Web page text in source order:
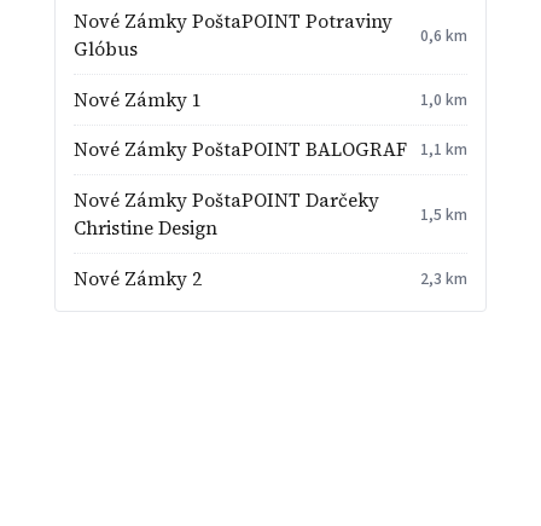
Nové Zámky PoštaPOINT Potraviny
Glóbus
0,6 km
Nové Zámky 1 1,0 km
Nové Zámky PoštaPOINT BALOGRAF 1,1 km
Nové Zámky PoštaPOINT Darčeky
Christine Design
1,5 km
Nové Zámky 2 2,3 km